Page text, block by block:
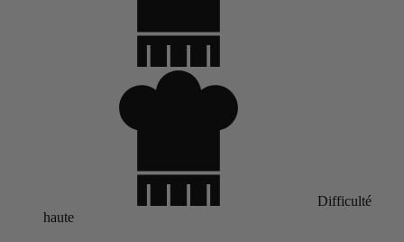
Difficulté
haute